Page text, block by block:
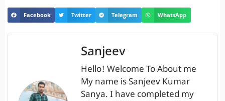
Facebook Twitter Telegram WhatsApp
Sanjeev
Hello! Welcome To About me
My name is Sanjeev Kumar
Sanya. I have completed my